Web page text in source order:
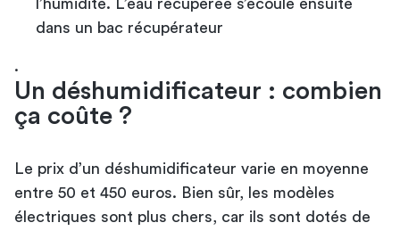
dans un bac récupérateur
.
Un déshumidificateur : combien
ça coûte ?
Le prix d’un déshumidificateur varie en moyenne
entre 50 et 450 euros. Bien sûr, les modèles
électriques sont plus chers, car ils sont dotés de